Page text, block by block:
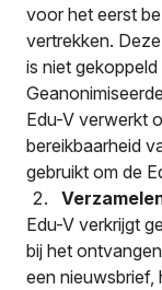
voor het eerst
vertrekken.
is niet
Edu-V verwerkt
bereikbaarheid
gebruikt om de
Edu-V verkrijgt
bij het
een nieuwsbrief,